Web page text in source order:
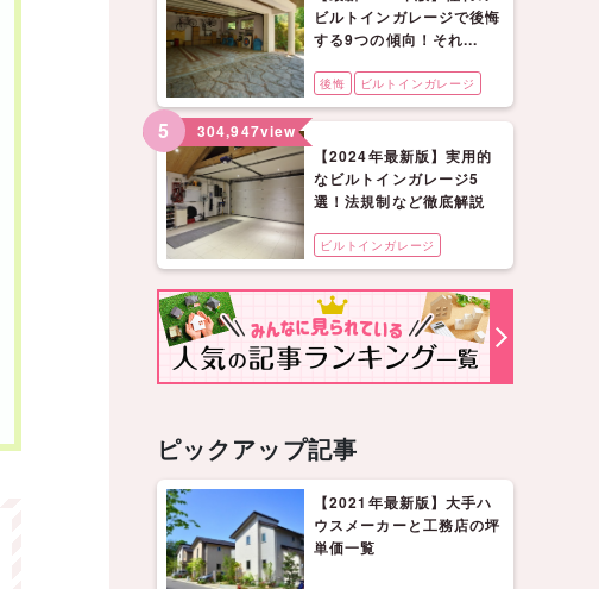
ビルトインガレージで後悔
する9つの傾向！それ...
後悔 ビルトインガレージ
5 304,947view
【2024年最新版】実用的
なビルトインガレージ5
選！法規制など徹底解説
ビルトインガレージ
ピックアップ記事
【2021年最新版】大手ハ
ウスメーカーと工務店の坪
単価一覧